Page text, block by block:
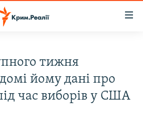
тижня
йому дані про
час виборів у США